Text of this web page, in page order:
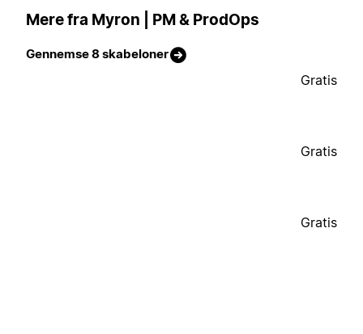
Mere fra Myron | PM & ProdOps
Gennemse 8 skabeloner
Gratis
Gratis
Gratis